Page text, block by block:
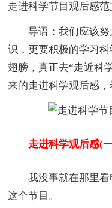
走进科学节目观后感范
导语：我们应该努
识，更要积极的学习
翅膀，真正去“走近科
来的走进科学观后感，
走进科学观后感(
我没事就在那里看
这个节目。